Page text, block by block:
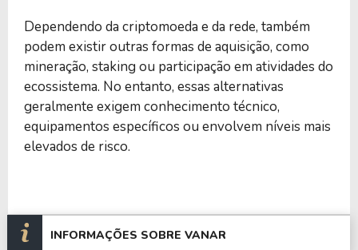
Dependendo da criptomoeda e da rede, também
podem existir outras formas de aquisição, como
mineração, staking ou participação em atividades do
ecossistema. No entanto, essas alternativas
geralmente exigem conhecimento técnico,
equipamentos específicos ou envolvem níveis mais
elevados de risco.
INFORMAÇÕES SOBRE VANAR